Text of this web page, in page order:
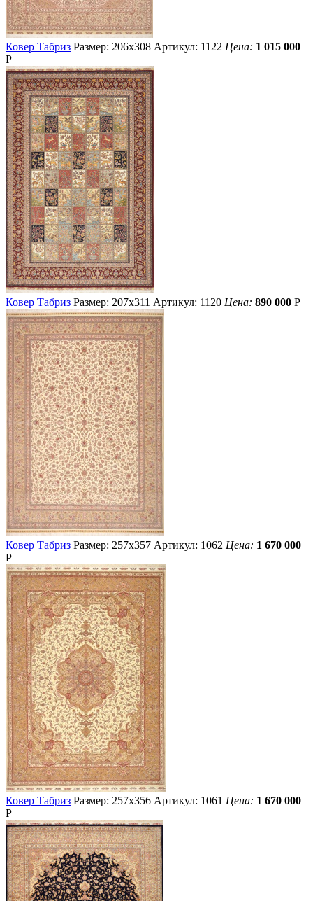
Ковер Табриз Размер: 206х308 Артикул: 1122 Цена: 1 015 000
Р
Ковер Табриз Размер: 207х311 Артикул: 1120 Цена: 890 000 Р
Ковер Табриз Размер: 257х357 Артикул: 1062 Цена: 1 670 000
Р
Ковер Табриз Размер: 257х356 Артикул: 1061 Цена: 1 670 000
Р